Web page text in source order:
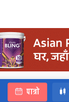
पात्रो